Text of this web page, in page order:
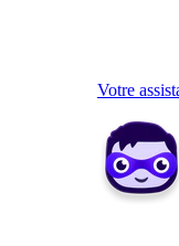
Votre